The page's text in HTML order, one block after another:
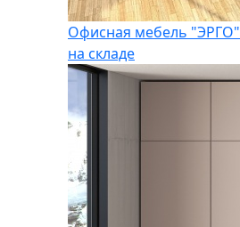
Офисная мебель "ЭРГО"
на складе